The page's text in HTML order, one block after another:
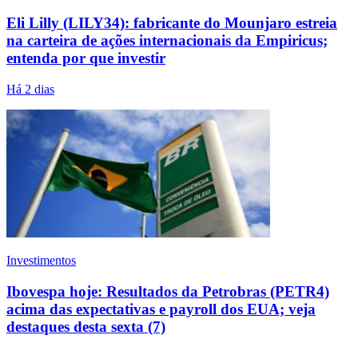
Eli Lilly (LILY34): fabricante do Mounjaro estreia
na carteira de ações internacionais da Empiricus;
entenda por que investir
Há 2 dias
Investimentos
Ibovespa hoje: Resultados da Petrobras (PETR4)
acima das expectativas e payroll dos EUA; veja
destaques desta sexta (7)